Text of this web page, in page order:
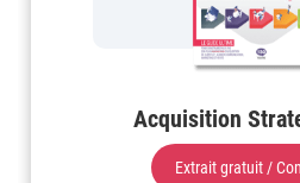
Acquisition
Extrait gratuit /